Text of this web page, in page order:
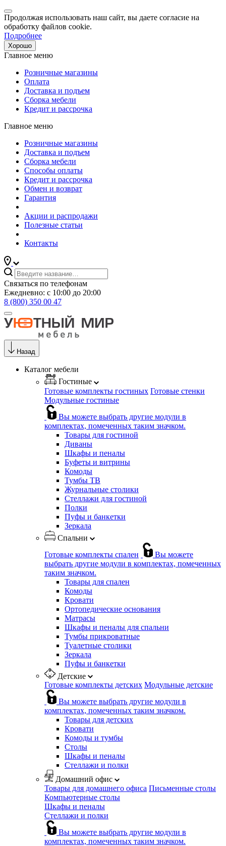
Продолжая использовать наш сайт, вы даете согласие на
обработку файлов cookie.
Подробнее
Хорошо
Главное меню
Розничные магазины
Оплата
Доставка и подъем
Сборка мебели
Кредит и рассрочка
Главное меню
Розничные магазины
Доставка и подъем
Сборка мебели
Способы оплаты
Кредит и рассрочка
Обмен и возврат
Гарантия
Акции и распродажи
Полезные статьи
Контакты
Связаться по телефонам
Ежедневно: с 10:00 до 20:00
8 (800) 350 00 47
Назад
Каталог мебели
Гостиные
Готовые комплекты гостиных Готовые стенки
Модульные гостиные
Вы можете выбрать другие модули в
комплектах, помеченных таким значком.
Товары для гостиной
Диваны
Шкафы и пеналы
Буфеты и витрины
Комоды
Тумбы ТВ
Журнальные столики
Стеллажи для гостиной
Полки
Пуфы и банкетки
Зеркала
Спальни
Готовые комплекты спален
Вы можете
выбрать другие модули в комплектах, помеченных
таким значком.
Товары для спален
Комоды
Кровати
Ортопедические основания
Матрасы
Шкафы и пеналы для спальни
Тумбы прикроватные
Туалетные столики
Зеркала
Пуфы и банкетки
Детские
Готовые комплекты детских Модульные детские
Вы можете выбрать другие модули в
комплектах, помеченных таким значком.
Товары для детских
Кровати
Комоды и тумбы
Столы
Шкафы и пеналы
Стеллажи и полки
Домашний офис
Товары для домашнего офиса Письменные столы
Компьютерные столы
Шкафы и пеналы
Стеллажи и полки
Вы можете выбрать другие модули в
комплектах, помеченных таким значком.